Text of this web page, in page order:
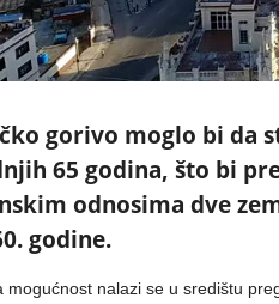
gorivo moglo bi da
65 godina, što bi
odnosima dve
godine.
mogućnost nalazi se u središtu